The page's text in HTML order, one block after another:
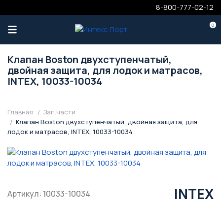
8-800-777-02-12
0
Клапан Boston двухступенчатый,
двойная защита, для лодок и матрасов,
INTEX, 10033-10034
Главная
Зап.части
Клапан Boston двухступенчатый, двойная защита, для
лодок и матрасов, INTEX, 10033-10034
Артикул: 10033-10034 INTEX